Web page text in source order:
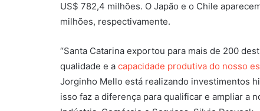
US$ 782,4 milhões. O Japão e o Chile
milhões, respectivamente.
“Santa Catarina exportou para mais de 200
qualidade e a capacidade produtiva do nosso
Jorginho Mello está realizando investimentos
isso faz a diferença para qualificar e ampliar a